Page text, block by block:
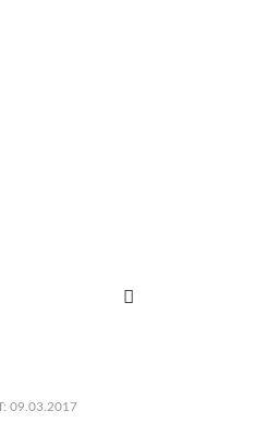

09.03.2017